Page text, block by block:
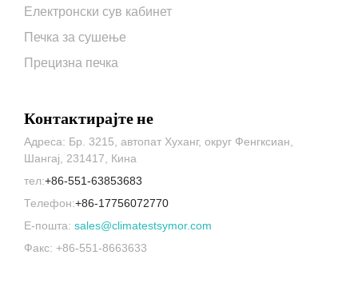
Електронски сув кабинет
Печка за сушење
Прецизна печка
Контактирајте не
Адреса: Бр. 3215, автопат Хуханг, округ Фенгксиан,
Шангај, 231417, Кина
тел:+86-551-63853683
Телефон:+86-17756072770
Е-пошта: sales@climatestsymor.com
Факс: +86-551-8663633